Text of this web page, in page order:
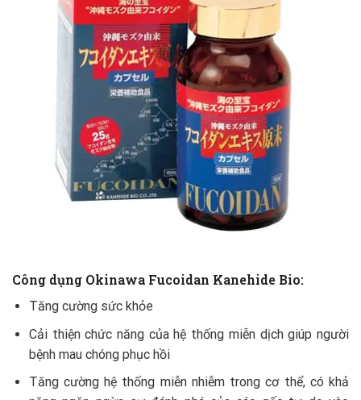
Công dụng Okinawa Fucoidan Kanehide Bio:
Tăng cường sức khỏe
Cải thiện chức năng của hệ thống miễn dịch giúp người
bệnh mau chóng phục hồi
Tăng cường hệ thống miễn nhiễm trong cơ thể, có khả